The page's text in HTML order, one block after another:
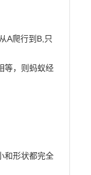
A爬行到B,只
等，则蚂蚁经
和形状都完全